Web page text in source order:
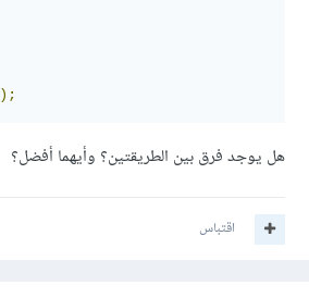
);
هل يوجد فرق بين الطريقتين؟ وأيهما أفضل؟
اقتباس